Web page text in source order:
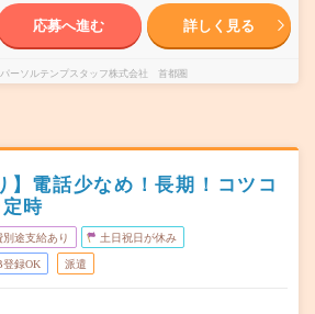
応募へ進む 詳しく見る
パーソルテンプスタッフ株式会社 首都圏
】電話少なめ！長期！コツコ
時
別途支給あり 土日祝日が休み
登録OK 派遣